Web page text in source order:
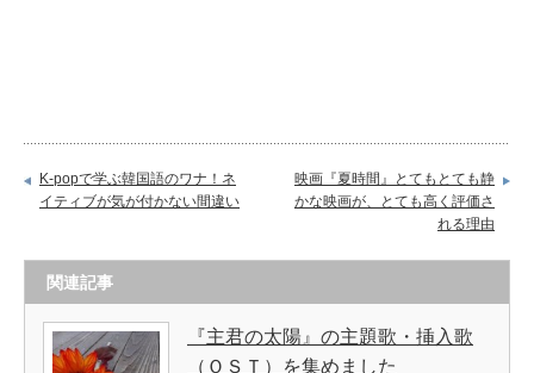
K-popで学ぶ韓国語のワナ！ネ
イティブが気が付かない間違い
映画『夏時間』とてもとても静
かな映画が、とても高く評価さ
れる理由
関連記事
『主君の太陽』の主題歌・挿入歌
（ＯＳＴ）を集めました